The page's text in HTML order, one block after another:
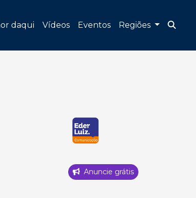
daqui Vídeos Eventos Regiões
Anuncie grátis